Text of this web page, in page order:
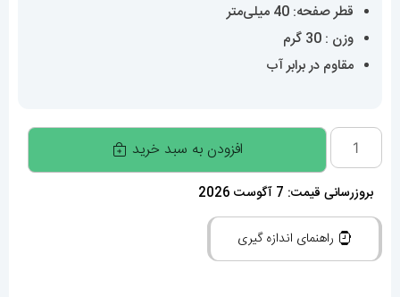
قطر صفحه: 40 میلی‌متر
وزن : 30 گرم
مقاوم در برابر آب
ساعت
مچی
امگا
سواچ
افزودن به سبد خرید
بروزرسانی قیمت: 7 آگوست 2026
راهنمای اندازه گیری